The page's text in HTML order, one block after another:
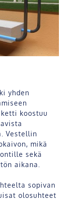
yhden
koostuu
Vestellin
mikä
sekä
aikana.
sopivan
olosuhteet